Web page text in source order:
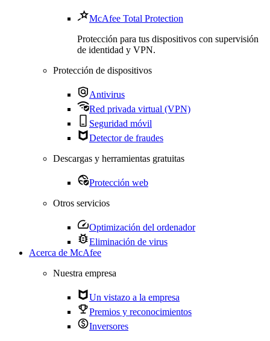
McAfee Total Protection
Protección para tus dispositivos con supervisión
de identidad y VPN.
Protección de dispositivos
Antivirus
Red privada virtual (VPN)
Seguridad móvil
Detector de fraudes
Descargas y herramientas gratuitas
Protección web
Otros servicios
Optimización del ordenador
Eliminación de virus
Acerca de McAfee
Nuestra empresa
Un vistazo a la empresa
Premios y reconocimientos
Inversores